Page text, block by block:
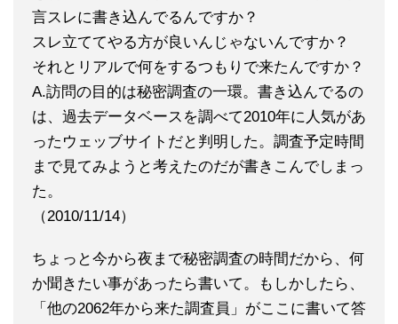
言スレに書き込んでるんですか？
スレ立ててやる方が良いんじゃないんですか？
それとリアルで何をするつもりで来たんですか？
A.訪問の目的は秘密調査の一環。書き込んでるの
は、過去データベースを調べて2010年に人気があ
ったウェッブサイトだと判明した。調査予定時間
まで見てみようと考えたのだが書きこんでしまっ
た。
（2010/11/14）
ちょっと今から夜まで秘密調査の時間だから、何
か聞きたい事があったら書いて。もしかしたら、
「他の2062年から来た調査員」がここに書いて答